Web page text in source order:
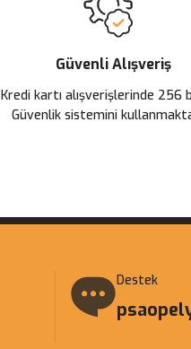
Güvenli Alışveriş
Kredi kartı alışverişlerinde 256
Güvenlik sistemini
Destek